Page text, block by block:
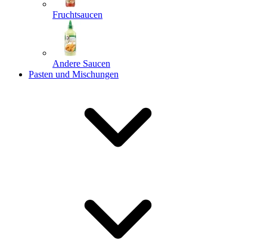
Fruchtsaucen
Andere Saucen
Pasten und Mischungen